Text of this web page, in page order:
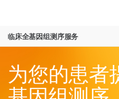
解决方案
学习
公司
临床全基因组测序服务
为您的患者
查看更多相关内容。选
微生物学
农业基因组学